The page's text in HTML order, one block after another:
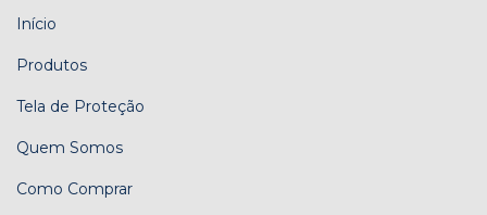
Início
Produtos
Tela de Proteção
Quem Somos
Como Comprar